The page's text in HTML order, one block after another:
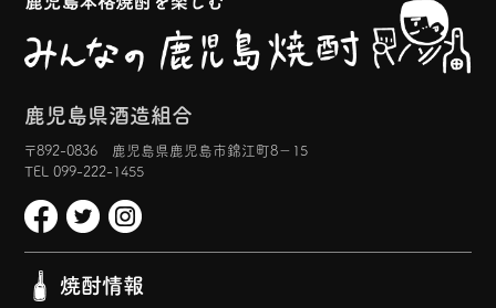
鹿児島県酒造組合
〒892-0836 鹿児島県鹿児島市錦江町8−15
TEL 099-222-1455
焼酎情報